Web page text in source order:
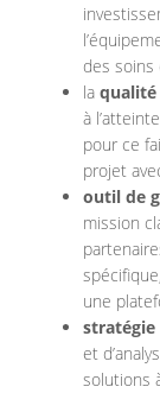
des soins
la qualité
à
pour ce
projet
outil de
mission
une
et
solutions